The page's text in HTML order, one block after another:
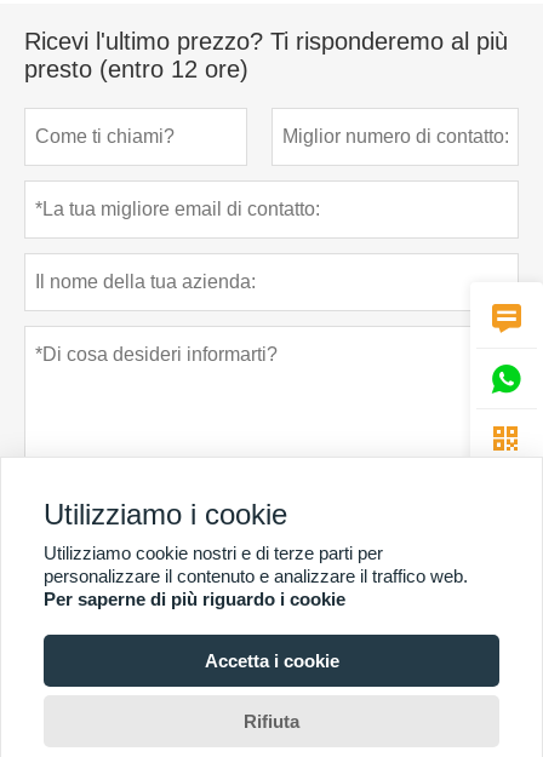
Ricevi l'ultimo prezzo? Ti risponderemo al più
presto (entro 12 ore)
presentare Politica sulla riservatezza
Copyright di © Guangzhou Chunke Environmental Technology Co. Ltd. E-mail:



Utilizziamo i cookie
Utilizziamo cookie nostri e di terze parti per
personalizzare il contenuto e analizzare il traffico web.
Per saperne di più riguardo i cookie
Accetta i cookie
Rifiuta